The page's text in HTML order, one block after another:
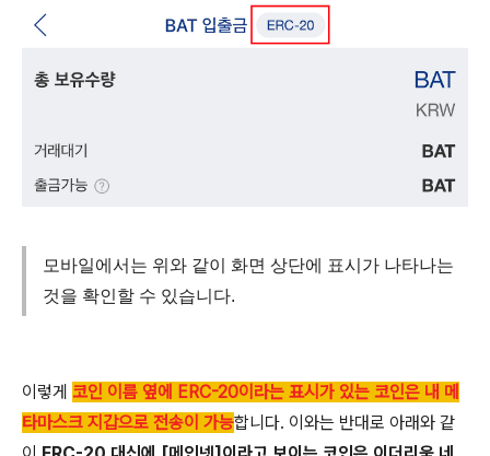
모바일에서는 위와 같이 화면 상단에 표시가 나타나는
것을 확인할 수 있습니다.
이렇게 코인 이름 옆에 ERC-20이라는 표시가 있는 코인은 내 메
타마스크 지갑으로 전송이 가능합니다. 이와는 반대로 아래와 같